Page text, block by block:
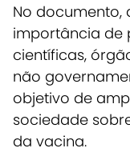
No documento,
importância de
científicas,
não
objetivo de
sociedade
da vacina.